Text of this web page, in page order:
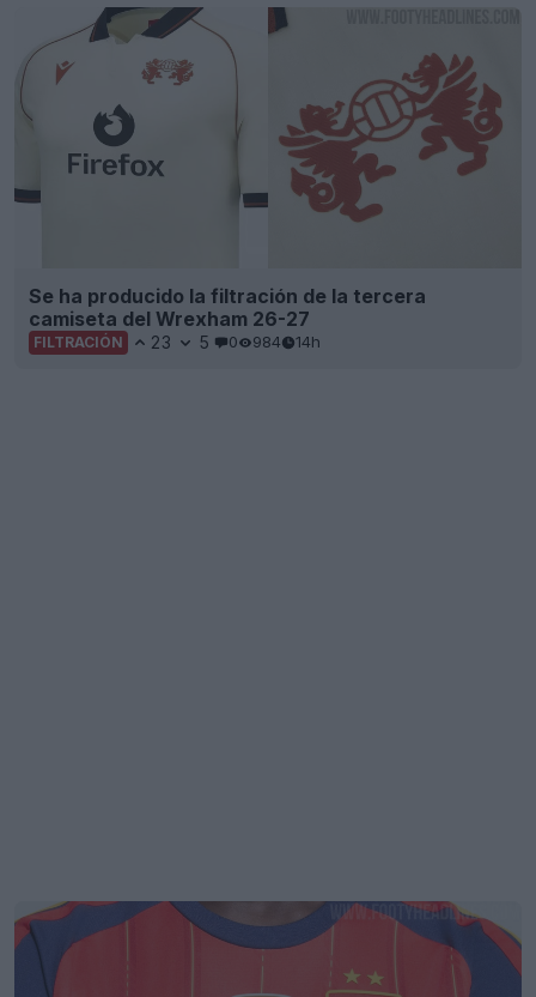
Se ha producido la filtración de la tercera
camiseta del Wrexham 26-27
FILTRACIÓN 23 5 0 984 14h